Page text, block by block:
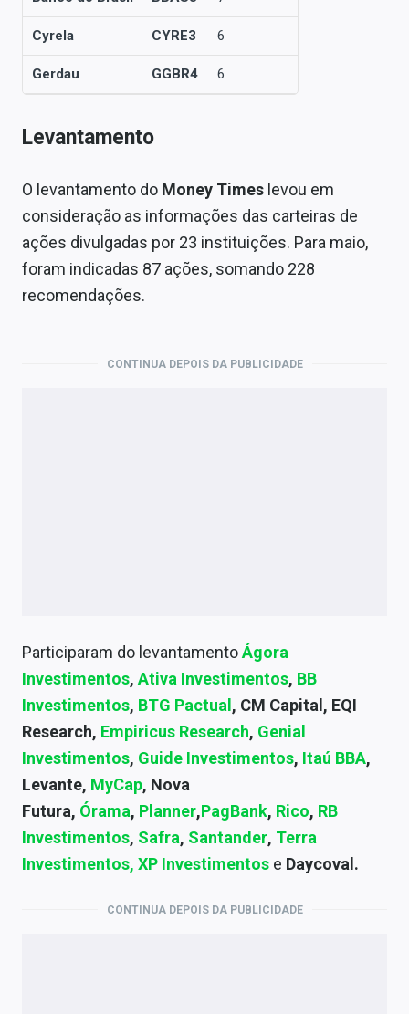
Cyrela CYRE3 6
Gerdau GGBR4 6
Levantamento
O levantamento do Money Times levou em
consideração as informações das carteiras de
ações divulgadas por 23 instituições. Para maio,
foram indicadas 87 ações, somando 228
recomendações.
CONTINUA DEPOIS DA PUBLICIDADE
Participaram do levantamentoÁgora
Investimentos, Ativa Investimentos, BB
Investimentos, BTG Pactual, CM Capital, EQI
Research, Empiricus Research, Genial
Investimentos, Guide Investimentos, Itaú BBA,
Levante, MyCap, Nova
Futura, Órama, Planner,PagBank, Rico, RB
Investimentos, Safra, Santander, Terra
Investimentos, XP Investimentos e Daycoval.
CONTINUA DEPOIS DA PUBLICIDADE